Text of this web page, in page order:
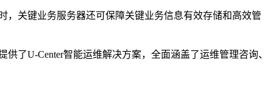
关键业务服务器还可保障关键业务信息有效存储和高效管
了U-Center智能运维解决方案，全面涵盖了运维管理咨询、